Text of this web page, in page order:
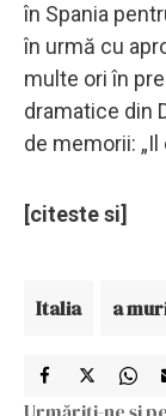
în Spania
în urmă cu
multe ori în
dramatice din
de memorii:
[citeste si]
Italia a
Urmăriți-ne și pe